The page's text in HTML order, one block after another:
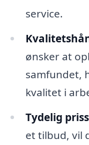
service.
ønsker at
samfundet,
kvalitet i
Tydelig
et tilbud, vil